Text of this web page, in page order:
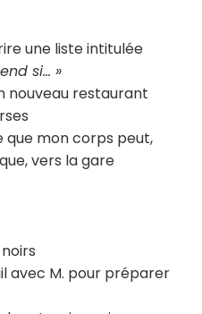
une liste intitulée
si… »
nouveau restaurant
mon corps peut,
vers la gare
avec M. pour préparer